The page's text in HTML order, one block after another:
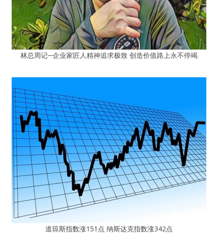
林总周记─企业家匠人精神追求极致 创造价值路上永不停竭
道琼斯指数涨151点 纳斯达克指数涨342点